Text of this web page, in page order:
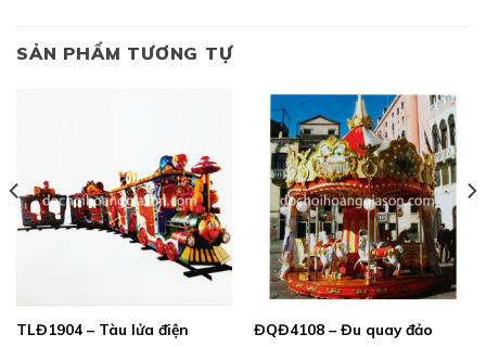
SẢN PHẨM TƯƠNG TỰ
TLĐ1904 – Tàu lửa điện ĐQĐ4108 – Đu quay đảo